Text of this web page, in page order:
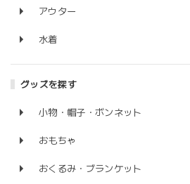
アウター
水着
グッズを探す
小物・帽子・ボンネット
おもちゃ
おくるみ・ブランケット